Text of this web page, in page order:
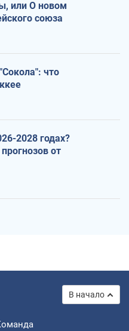
или О новом
союза
что
2028 годах?
от
В начало